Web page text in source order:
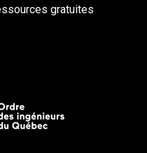
gratuites